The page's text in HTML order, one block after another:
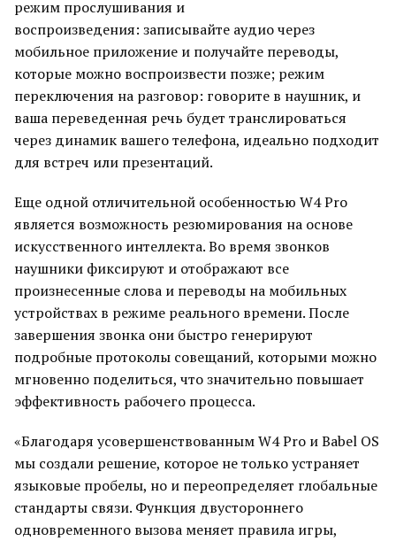
режим прослушивания и
воспроизведения: записывайте аудио через
мобильное приложение и получайте переводы,
которые можно воспроизвести позже; режим
переключения на разговор: говорите в наушник, и
ваша переведенная речь будет транслироваться
через динамик вашего телефона, идеально подходит
для встреч или презентаций.
Еще одной отличительной особенностью W4 Pro
является возможность резюмирования на основе
искусственного интеллекта. Во время звонков
наушники фиксируют и отображают все
произнесенные слова и переводы на мобильных
устройствах в режиме реального времени. После
завершения звонка они быстро генерируют
подробные протоколы совещаний, которыми можно
мгновенно поделиться, что значительно повышает
эффективность рабочего процесса.
«Благодаря усовершенствованным W4 Pro и Babel OS
мы создали решение, которое не только устраняет
языковые пробелы, но и переопределяет глобальные
стандарты связи. Функция двустороннего
одновременного вызова меняет правила игры,